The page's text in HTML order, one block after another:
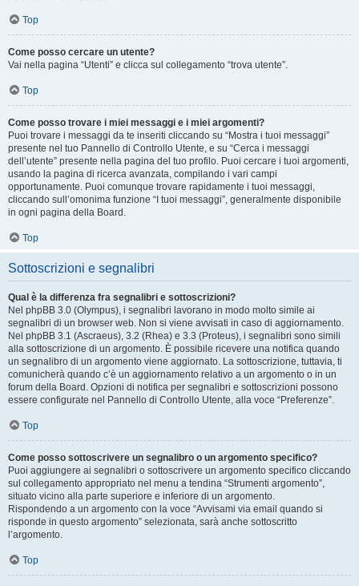
Top
Come posso cercare un utente?
Vai nella pagina “Utenti” e clicca sul collegamento “trova utente”.
Top
Come posso trovare i miei messaggi e i miei argomenti?
Puoi trovare i messaggi da te inseriti cliccando su “Mostra i tuoi messaggi”
presente nel tuo Pannello di Controllo Utente, e su “Cerca i messaggi
dell’utente” presente nella pagina del tuo profilo. Puoi cercare i tuoi argomenti,
usando la pagina di ricerca avanzata, compilando i vari campi
opportunamente. Puoi comunque trovare rapidamente i tuoi messaggi,
cliccando sull’omonima funzione “I tuoi messaggi”, generalmente disponibile
in ogni pagina della Board.
Top
Sottoscrizioni e segnalibri
Qual è la differenza fra segnalibri e sottoscrizioni?
Nel phpBB 3.0 (Olympus), i segnalibri lavorano in modo molto simile ai
segnalibri di un browser web. Non si viene avvisati in caso di aggiornamento.
Nel phpBB 3.1 (Ascraeus), 3.2 (Rhea) e 3.3 (Proteus), i segnalibri sono simili
alla sottoscrizione di un argomento. È possibile ricevere una notifica quando
un segnalibro di un argomento viene aggiornato. La sottoscrizione, tuttavia, ti
comunicherà quando c’è un aggiornamento relativo a un argomento o in un
forum della Board. Opzioni di notifica per segnalibri e sottoscrizioni possono
essere configurate nel Pannello di Controllo Utente, alla voce “Preferenze”.
Top
Come posso sottoscrivere un segnalibro o un argomento specifico?
Puoi aggiungere ai segnalibri o sottoscrivere un argomento specifico cliccando
sul collegamento appropriato nel menu a tendina “Strumenti argomento”,
situato vicino alla parte superiore e inferiore di un argomento.
Rispondendo a un argomento con la voce “Avvisami via email quando si
risponde in questo argomento” selezionata, sarà anche sottoscritto
l’argomento.
Top